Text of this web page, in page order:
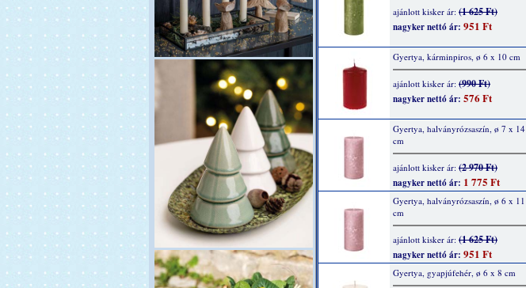
ajánlott kisker ár: (1 625 Ft)
nagyker nettó ár: 951 Ft
Gyertya, kárminpiros, ø 6 x 10 cm
ajánlott kisker ár: (990 Ft)
nagyker nettó ár: 576 Ft
Gyertya, halványrózsaszín, ø 7 x 14
cm
ajánlott kisker ár: (2 970 Ft)
nagyker nettó ár: 1 775 Ft
Gyertya, halványrózsaszín, ø 6 x 11
cm
ajánlott kisker ár: (1 625 Ft)
nagyker nettó ár: 951 Ft
Gyertya, gyapjúfehér, ø 6 x 8 cm